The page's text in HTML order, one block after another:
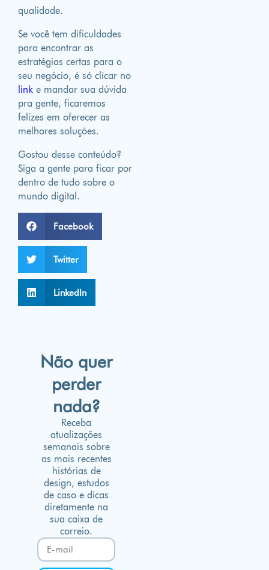
qualidade.
Se você tem dificuldades
para encontrar as
estratégias certas para o
seu negócio, é só clicar no
link e mandar sua dúvida
pra gente, ficaremos
felizes em oferecer as
melhores soluções.
Gostou desse conteúdo?
Siga a gente para ficar por
dentro de tudo sobre o
mundo digital.
Facebook
Twitter
LinkedIn
Não quer
perder
nada?
Receba
atualizações
semanais sobre
as mais recentes
histórias de
design, estudos
de caso e dicas
diretamente na
sua caixa de
correio.